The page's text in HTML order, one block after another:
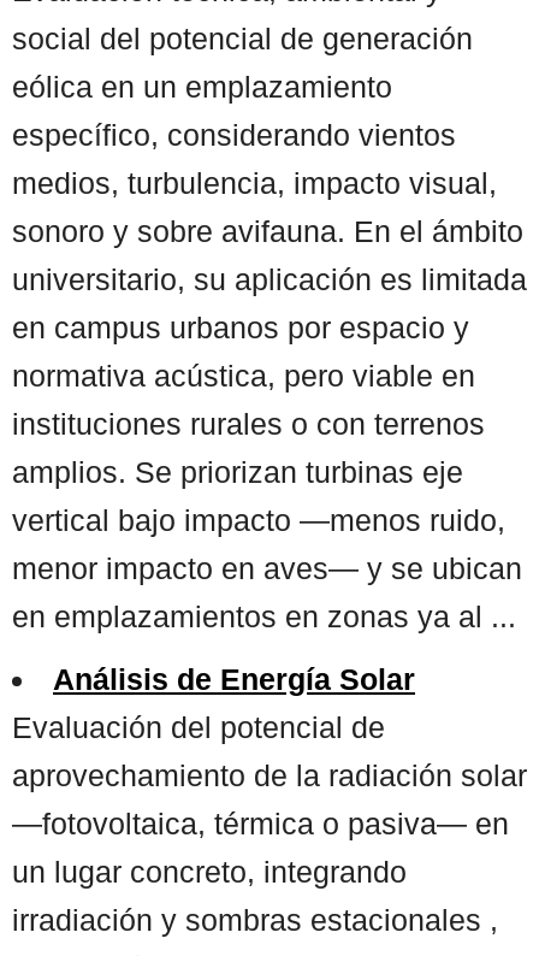
social del potencial de generación
eólica en un emplazamiento
específico, considerando vientos
medios, turbulencia, impacto visual,
sonoro y sobre avifauna. En el ámbito
universitario, su aplicación es limitada
en campus urbanos por espacio y
normativa acústica, pero viable en
instituciones rurales o con terrenos
amplios. Se priorizan turbinas eje
vertical bajo impacto —menos ruido,
menor impacto en aves— y se ubican
en emplazamientos en zonas ya al ...
Análisis de Energía Solar
Evaluación del potencial de
aprovechamiento de la radiación solar
—fotovoltaica, térmica o pasiva— en
un lugar concreto, integrando
irradiación y sombras estacionales ,